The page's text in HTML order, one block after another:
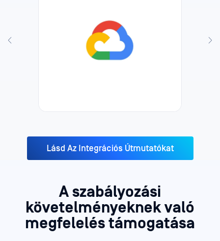
Lásd Az Integrációs Útmutatókat
Aszabályozási
követelményeknek való
megfelelés támogatása